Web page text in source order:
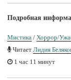
Подробная
Мистика / Хоррор/
Читает Лидия
1 час 11 минут